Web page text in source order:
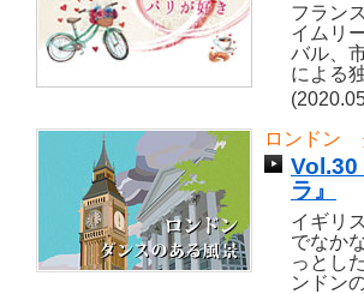
フラン
イムリ
バル、
による
ロンドン
ラ』
イギリ
でなか
っとし
ンドン